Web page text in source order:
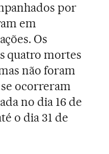
por
em
Os
quatro mortes
não foram
ocorreram
no dia 16 de
o dia 31 de